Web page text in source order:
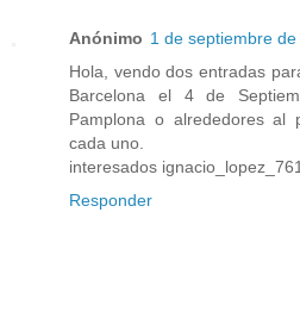
Anónimo 1 de septiembre
Hola, vendo dos entradas
Barcelona el 4 de
Pamplona o alrededores al
cada uno.
interesados
Responder